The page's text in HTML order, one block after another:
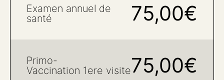
Examen annuel de
santé
75,00€
Primo-
Vaccination 1ere visite75,00€